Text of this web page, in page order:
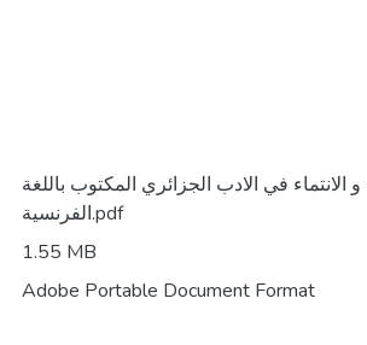
و الانتماء في الادب الجزائري المكتوب باللغة
الفرنسية.pdf
1.55 MB
Adobe Portable Document Format